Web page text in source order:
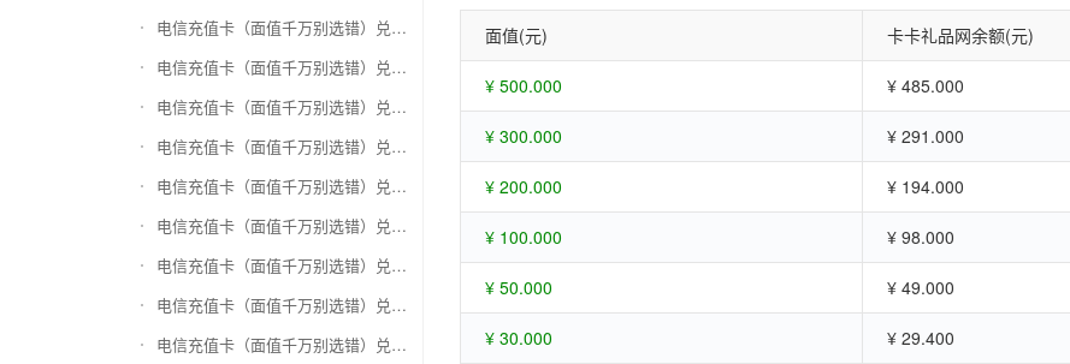
电信充值卡（面值千万别选错）兑换苏宁易购礼品卡
电信充值卡（面值千万别选错）兑换骏网一卡通
电信充值卡（面值千万别选错）兑换骏网乐充
电信充值卡（面值千万别选错）兑换汇元智付卡
电信充值卡（面值千万别选错）兑换携程任我行
电信充值卡（面值千万别选错）兑换中欣卡(中欣通卡)
电信充值卡（面值千万别选错）兑换盛大一卡通
电信充值卡（面值千万别选错）兑换网易一卡通
电信充值卡（面值千万别选错）兑换天宏一卡通（易冲天宏卡）
面值(元) 卡卡礼品网余额(元)
¥ 500.000 ¥ 485.000
¥ 300.000 ¥ 291.000
¥ 200.000 ¥ 194.000
¥ 100.000 ¥ 98.000
¥ 50.000 ¥ 49.000
¥ 30.000 ¥ 29.400